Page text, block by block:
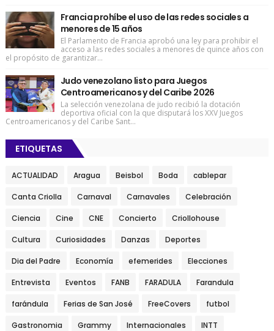
Francia prohíbe el uso de las redes sociales a
menores de 15 años
El Parlamento de Francia aprobó una ley para prohibir el
acceso a las redes sociales a menores de quince años con
el propósito de garantizar...
Judo venezolano listo para Juegos
Centroamericanos y del Caribe 2026
La selección venezolana de judo recibió la dotación
deportiva oficial con la que disputará los XXV Juegos
Centroamericanos y del Caribe Sant...
ETIQUETAS
ACTUALIDAD Aragua Beisbol Boda cablepar
Canta Criolla Carnaval Carnavales Celebración
Ciencia Cine CNE Concierto Criollohouse
Cultura Curiosidades Danzas Deportes
Dia del Padre Economía efemerides Elecciones
Entrevista Eventos FANB FARADULA Farandula
farándula Ferias de San José FreeCovers futbol
Gastronomia Grammy Internacionales INTT